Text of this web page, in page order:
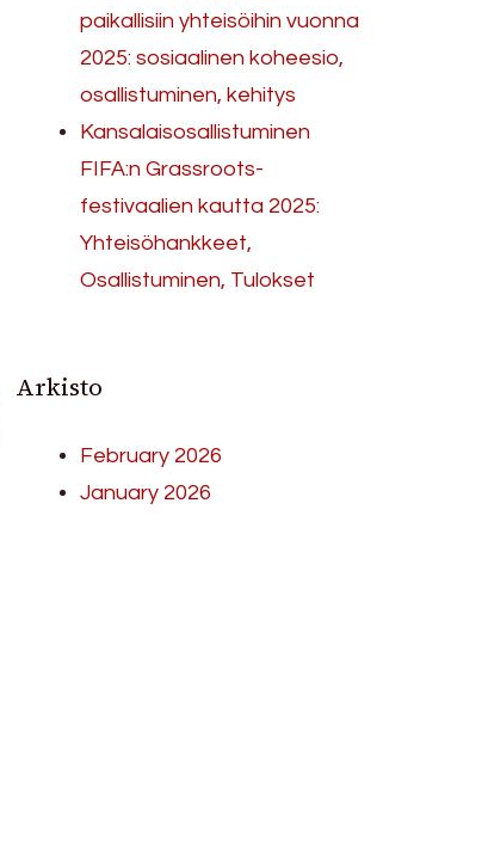
paikallisiin yhteisöihin vuonna
2025: sosiaalinen koheesio,
osallistuminen, kehitys
Kansalaisosallistuminen
FIFA:n Grassroots-
festivaalien kautta 2025:
Yhteisöhankkeet,
Osallistuminen, Tulokset
Arkisto
February 2026
January 2026